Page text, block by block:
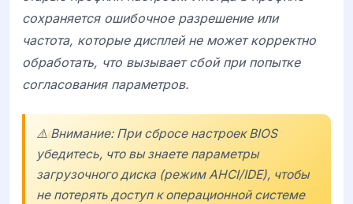
сохраняется ошибочное разрешение или
частота, которые дисплей не может корректно
обработать, что вызывает сбой при попытке
согласования параметров.
⚠️ Внимание: При сбросе настроек BIOS
убедитесь, что вы знаете параметры
загрузочного диска (режим AHCI/IDE), чтобы
не потерять доступ к операционной системе